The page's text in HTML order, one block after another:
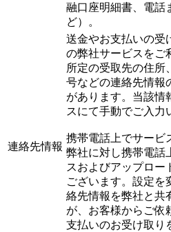
融口座明細書、電話
ど）。
連絡先情報
送金やお支払いの受
の弊社サービスをご
所定の受取先の住所
号などの連絡先情報
があります。当該情
スにて手動でご入力
携帯電話上でサービ
弊社に対し携帯電話
スおよびアップロー
ございます。設定を
絡先情報を弊社と共
が、お客様からご依
支払いのお受け取り